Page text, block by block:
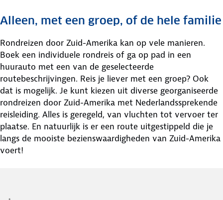
Alleen, met een groep, of de hele familie
Rondreizen door Zuid-Amerika kan op vele manieren.
Boek een individuele rondreis of ga op pad in een
huurauto met een van de geselecteerde
routebeschrijvingen. Reis je liever met een groep? Ook
dat is mogelijk. Je kunt kiezen uit diverse georganiseerde
rondreizen door Zuid-Amerika met Nederlandssprekende
reisleiding. Alles is geregeld, van vluchten tot vervoer ter
plaatse. En natuurlijk is er een route uitgestippeld die je
langs de mooiste bezienswaardigheden van Zuid-Amerika
voert!